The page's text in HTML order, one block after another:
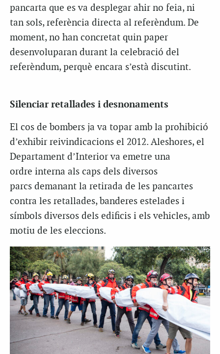
pancarta que es va desplegar ahir no feia, ni
tan sols, referència directa al referèndum. De
moment, no han concretat quin paper
desenvoluparan durant la celebració del
referèndum, perquè encara s’està discutint.
Silenciar retallades i desnonaments
El cos de bombers ja va topar amb la prohibició
d’exhibir reivindicacions el 2012. Aleshores, el
Departament d’Interior va emetre una
ordre interna als caps dels diversos
parcs demanant la retirada de les pancartes
contra les retallades, banderes estelades i
símbols diversos dels edificis i els vehicles, amb
motiu de les eleccions.